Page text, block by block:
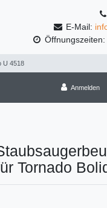
E-Mail:
U 4518
Anmelden
Tornado